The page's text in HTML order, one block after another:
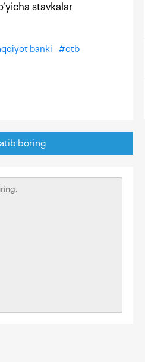
stavkalar
banki #otb
boring